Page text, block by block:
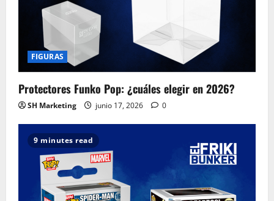
FIGURAS
Protectores Funko Pop: ¿cuáles elegir en 2026?
SH Marketing junio 17, 2026 0
9 minutes read